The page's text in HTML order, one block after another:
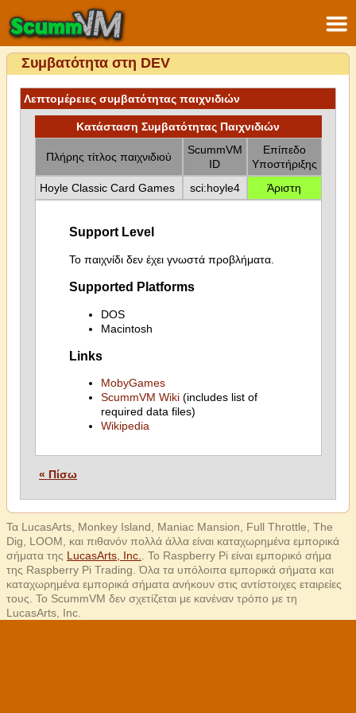
Συμβατότητα στη DEV
Λεπτομέρειες συμβατότητας παιχνιδιών
Κατάσταση Συμβατότητας Παιχνιδιών
Πλήρης τίτλος παιχνιδιού
ScummVM
ID
Επίπεδο
Υποστήριξης
Hoyle Classic Card Games
sci:hoyle4 Άριστη
Support Level
Το παιχνίδι δεν έχει γνωστά προβλήματα.
Supported Platforms
DOS
Macintosh
Links
MobyGames
ScummVM Wiki(includes list of
required data files)
Wikipedia
« Πίσω
Τα LucasArts, Monkey Island, Maniac Mansion, Full Throttle, The
Dig, LOOM, και πιθανόν πολλά άλλα είναι καταχωρημένα εμπορικά
σήματα της LucasArts, Inc.
. Το Raspberry Pi είναι εμπορικό σήμα
της Raspberry Pi Trading. Όλα τα υπόλοιπα εμπορικά σήματα και
καταχωρημένα εμπορικά σήματα ανήκουν στις αντίστοιχες εταιρείες
τους. Το ScummVM δεν σχετίζεται με κανέναν τρόπο με τη
LucasArts, Inc.